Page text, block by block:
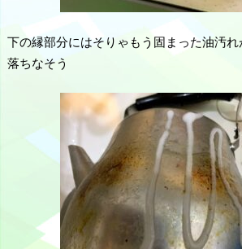
下の縁部分にはそりゃもう固まった油汚
落ちなそう